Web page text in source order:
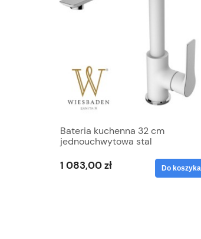
Bateria kuchenna 32 cm
jednouchwytowa stal
biała
1 083,00 zł Do koszyka